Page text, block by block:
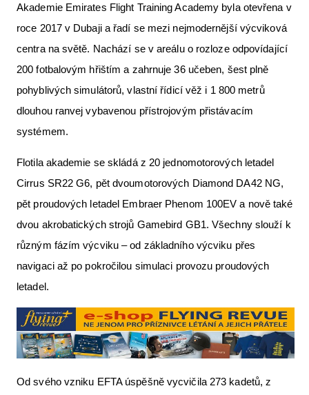
Akademie Emirates Flight Training Academy byla otevřena v
roce 2017 v Dubaji a řadí se mezi nejmodernější výcviková
centra na světě. Nachází se v areálu o rozloze odpovídající
200 fotbalovým hřištím a zahrnuje 36 učeben, šest plně
pohyblivých simulátorů, vlastní řídicí věž i 1 800 metrů
dlouhou ranvej vybavenou přístrojovým přistávacím
systémem.
Flotila akademie se skládá z 20 jednomotorových letadel
Cirrus SR22 G6, pět dvoumotorových Diamond DA42 NG,
pět proudových letadel Embraer Phenom 100EV a nově také
dvou akrobatických strojů Gamebird GB1. Všechny slouží k
různým fázím výcviku – od základního výcviku přes
navigaci až po pokročilou simulaci provozu proudových
letadel.
Od svého vzniku EFTA úspěšně vycvičila 273 kadetů, z